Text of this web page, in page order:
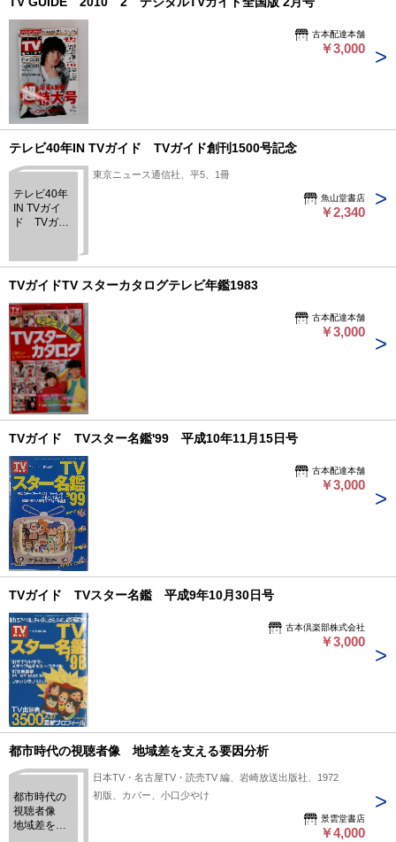
古本配達本舗
￥3,000
テレビ40年IN TVガイド TVガイド創刊1500号記念
テレビ40年
IN TVガイ
ド TVガイ
東京ニュース通信社、平5、1冊
魚山堂書店
￥2,340
TVガイドTV スターカタログテレビ年鑑1983
古本配達本舗
￥3,000
TVガイド TVスター名鑑'99 平成10年11月15日号
古本配達本舗
￥3,000
TVガイド TVスター名鑑 平成9年10月30日号
古本倶楽部株式会社
￥3,000
都市時代の視聴者像 地域差を支える要因分析
都市時代の
視聴者像
地域差を支
日本TV・名古屋TV・読売TV 編、岩崎放送出版社、1972
初版、カバー、小口少やけ
景雲堂書店
￥4,000